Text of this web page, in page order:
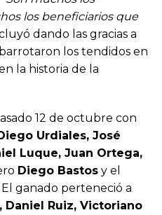
los beneficiarios que
dando las gracias a
los tendidos en
la historia de la
12 de octubre con
Urdiales, José
Luque, Juan Ortega,
Diego Bastos y el
El ganado perteneció a
Daniel Ruiz, Victoriano